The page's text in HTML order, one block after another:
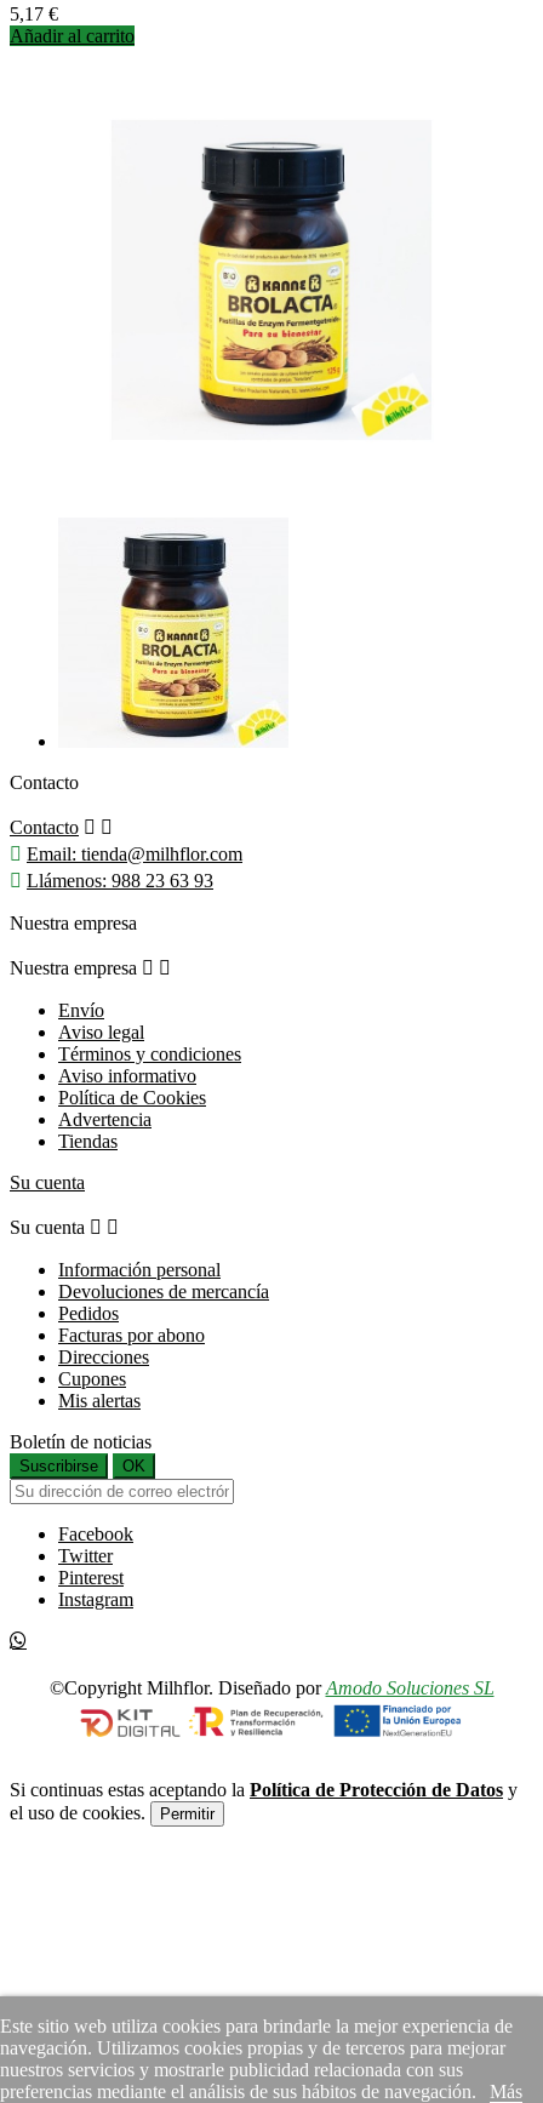
Este sitio web utiliza cookies para brindarle la mejor experiencia de
navegación. Utilizamos cookies propias y de terceros para mejorar
nuestros servicios y mostrarle publicidad relacionada con sus
preferencias mediante el análisis de sus hábitos de navegación.
Más
Precio
5,17 €
Añadir al carrito
Contacto
Contacto  
 Email: tienda@milhflor.com
 Llámenos: 988 23 63 93
Nuestra empresa
Nuestra empresa  
Envío
Aviso legal
Términos y condiciones
Aviso informativo
Política de Cookies
Advertencia
Tiendas
Su cuenta
Su cuenta  
Información personal
Devoluciones de mercancía
Pedidos
Facturas por abono
Direcciones
Cupones
Mis alertas
Boletín de noticias
Suscribirse OK
Facebook
Twitter
Pinterest
Instagram
©Copyright Milhflor. Diseñado porAmodo Soluciones SL
Si continuas estas aceptando la Política de Protección de Datos y
el uso de cookies.
Permitir